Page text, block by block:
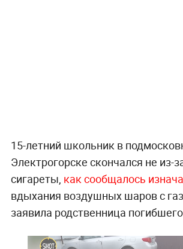
15-летний школьник в
Электрогорске скончался не из-
сигареты, как сообщалось
вдыхания воздушных шаров с
заявила родственница погибшего.